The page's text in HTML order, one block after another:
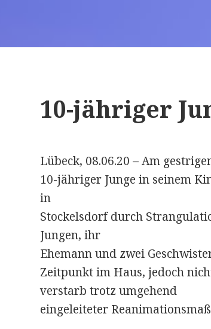
10-jähriger
Lübeck, 08.06.20 – Am
10-jähriger Junge in seinem
in
Stockelsdorf durch
Jungen, ihr
Ehemann und zwei
Zeitpunkt im Haus, jedoch
verstarb trotz umgehend
eingeleiteter